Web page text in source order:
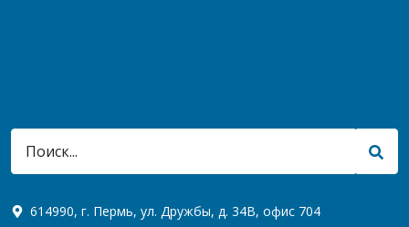
614990, г. Пермь, ул. Дружбы, д. 34В, офис 704